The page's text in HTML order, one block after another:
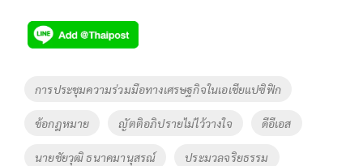
e
b
o
k
tt
er
p
y
Li
n
k
Tags
การประชุมความร่วมมือทางเศรษฐกิจในเอเชียแปซิฟิก
ข้อกฎหมาย ญัตติอภิปรายไม่ไว้วางใจ ดีอีเอส
นายชัยวุฒิ​ ธนาคมานุสรณ์​ ประมวลจริยธรรม